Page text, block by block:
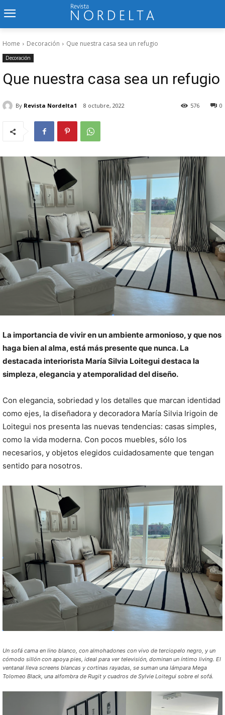
Home Decoración Que nuestra casa sea un refugio
Decoración
Que nuestra casa sea un refugio
By Revista Nordelta1 8 octubre, 2022 0
576
La importancia de vivir en un ambiente armonioso, y que nos
haga bien al alma, está más presente que nunca. La
destacada interiorista María Silvia Loitegui destaca la
simpleza, elegancia y atemporalidad del diseño.
Con elegancia, sobriedad y los detalles que marcan identidad
como ejes, la diseñadora y decoradora María Silvia Irigoin de
Loitegui nos presenta las nuevas tendencias: casas simples,
como la vida moderna. Con pocos muebles, sólo los
necesarios, y objetos elegidos cuidadosamente que tengan
sentido para nosotros.
Un sofá cama en lino blanco, con almohadones con vivo de terciopelo negro, y un
cómodo sillón con apoya pies, ideal para ver televisión, dominan un íntimo living. El
ventanal lleva screens blancas y cortinas rayadas, se suman una lámpara Mega
Tolomeo Black, una alfombra de Rugit y cuadros de Sylvie Loitegui sobre el sofá.